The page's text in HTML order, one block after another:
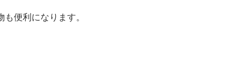
便利になります。